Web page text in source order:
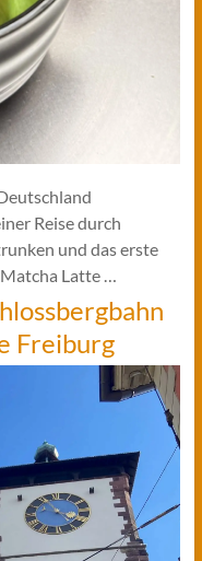
Reise durch
und das erste
Latte …
Freiburg